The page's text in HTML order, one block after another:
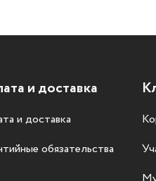
и доставка
и доставка
обязательства